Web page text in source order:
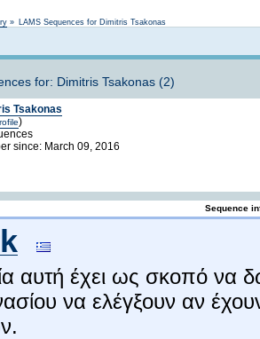
» LAMS Sequences for Dimitris Tsakonas
for: Dimitris Tsakonas (2)
Tsakonas
)
since: March 09, 2016
Sequence
αυτή έχει ως σκοπό να
να ελέγξουν αν